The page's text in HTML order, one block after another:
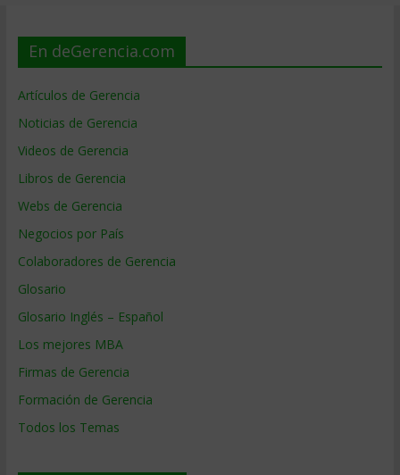
En deGerencia.com
Artículos de Gerencia
Noticias de Gerencia
Videos de Gerencia
Libros de Gerencia
Webs de Gerencia
Negocios por País
Colaboradores de Gerencia
Glosario
Glosario Inglés – Español
Los mejores MBA
Firmas de Gerencia
Formación de Gerencia
Todos los Temas